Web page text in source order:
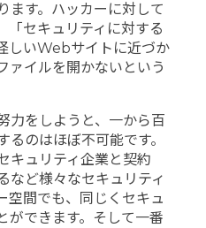
ます。ハッカーに対して
「セキュリティに対する
しいWebサイトに近づか
ァイルを開かないという
力をしようと、一から百
るのはほぼ不可能です。
キュリティ企業と契約
など様々なセキュリティ
空間でも、同じくセキュ
ができます。そして一番